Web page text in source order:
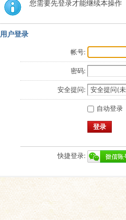
您需要先登录才能继续本操作
用户登录
帐号:
密码:
安全提问:
自动登录
登录
快捷登录: